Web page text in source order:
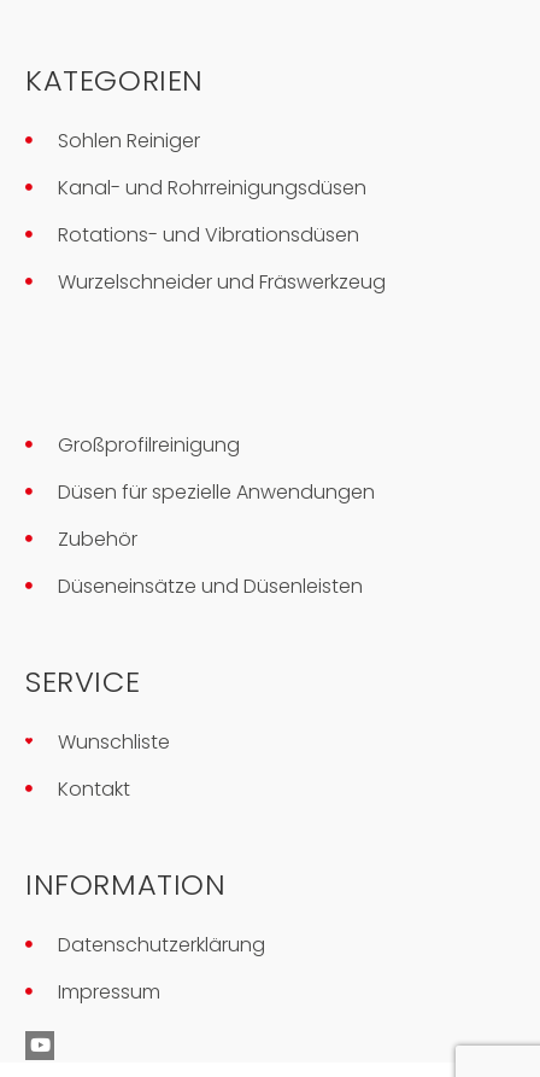
KATEGORIEN
Sohlen Reiniger
Kanal- und Rohrreinigungsdüsen
Rotations- und Vibrationsdüsen
Wurzelschneider und Fräswerkzeug
Großprofilreinigung
Düsen für spezielle Anwendungen
Zubehör
Düseneinsätze und Düsenleisten
SERVICE
Wunschliste
Kontakt
INFORMATION
Datenschutzerklärung
Impressum